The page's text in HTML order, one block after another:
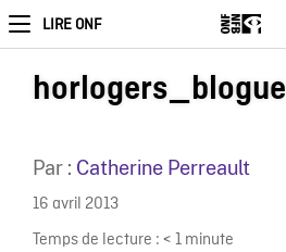
LIRE ONF
horlogers_blogue
Par : Catherine Perreault
16 avril 2013
Temps de lecture : < 1 minute